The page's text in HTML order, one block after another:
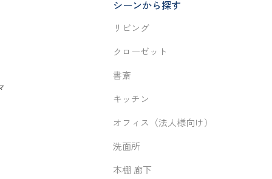
シーンから探す
リビング
クローゼット
書斎
キッチン
オフィス（法人様向け）
洗面所
本棚 廊下